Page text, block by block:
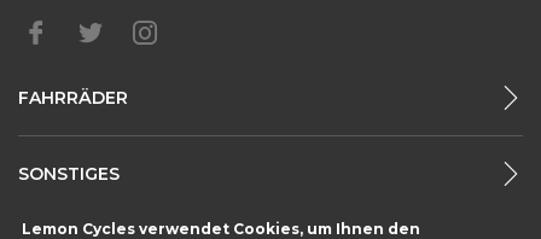
FAHRRÄDER
SONSTIGES
Lemon Cycles verwendet Cookies, um Ihnen den